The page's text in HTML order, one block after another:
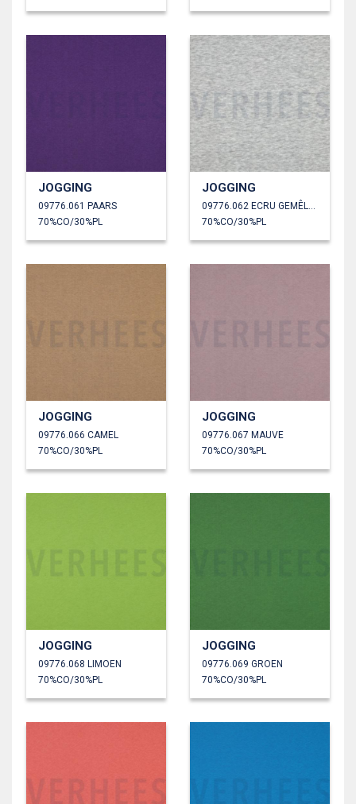
JOGGING
09776.061 PAARS
70%CO/30%PL
JOGGING
09776.062 ECRU GEMÊLEERD
70%CO/30%PL
JOGGING
09776.066 CAMEL
70%CO/30%PL
JOGGING
09776.067 MAUVE
70%CO/30%PL
JOGGING
09776.068 LIMOEN
70%CO/30%PL
JOGGING
09776.069 GROEN
70%CO/30%PL